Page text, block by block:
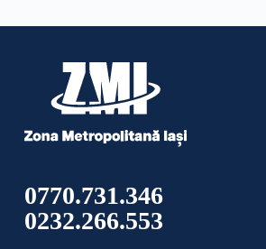
0770.731.346
0232.266.553